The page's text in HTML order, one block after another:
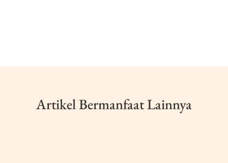
Artikel Bermanfaat Lainnya